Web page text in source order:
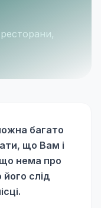
багато
що Вам і
нема про
слід